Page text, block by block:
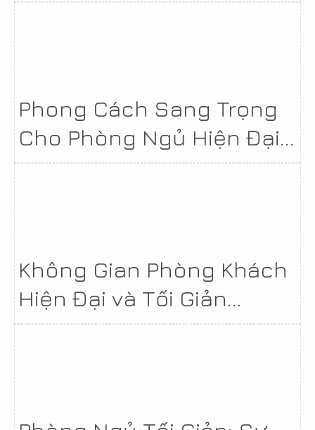
Phong Cách Sang Trọng
Cho Phòng Ngủ Hiện Đại...
Không Gian Phòng Khách
Hiện Đại và Tối Giản...